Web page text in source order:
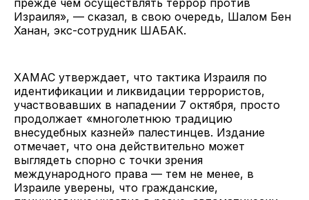
Израиля», — сказал, в свою очередь, Шалом Бен
Ханан, экс-сотрудник ШАБАК.
ХАМАС утверждает, что тактика Израиля по
идентификации и ликвидации террористов,
участвовавших в нападении 7 октября, просто
продолжает «многолетнюю традицию
внесудебных казней» палестинцев. Издание
отмечает, что она действительно может
выглядеть спорно с точки зрения
международного права — тем не менее, в
Израиле уверены, что гражданские,